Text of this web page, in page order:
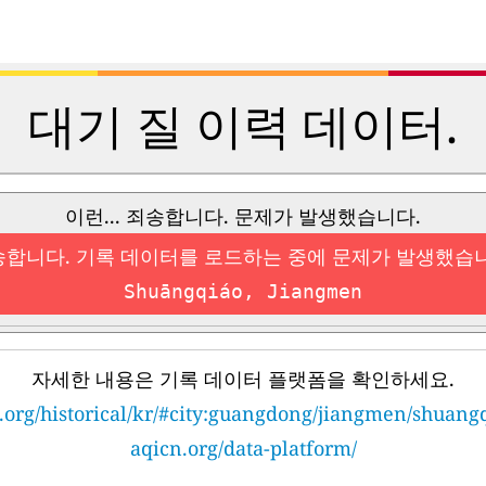
대기 질 이력 데이터.
이런... 죄송합니다. 문제가 발생했습니다.
합니다. 기록 데이터를 로드하는 중에 문제가 발생했습
Shuāngqiáo, Jiangmen
자세한 내용은 기록 데이터 플랫폼을 확인하세요.
historical/kr/#city:guangdong/jiangmen/
aqicn.org/data-platform/